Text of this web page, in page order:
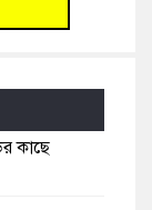
কাছে